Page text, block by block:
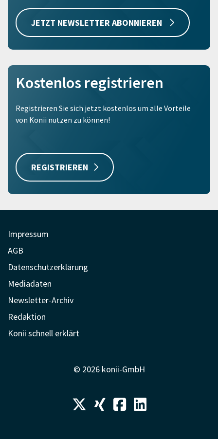
JETZT NEWSLETTER ABONNIEREN
Kostenlos registrieren
Registrieren Sie sich jetzt kostenlos um alle Vorteile
von Konii nutzen zu können!
REGISTRIEREN
Impressum
AGB
Datenschutzerklärung
Mediadaten
Newsletter-Archiv
Redaktion
Konii schnell erklärt
© 2026 konii-GmbH